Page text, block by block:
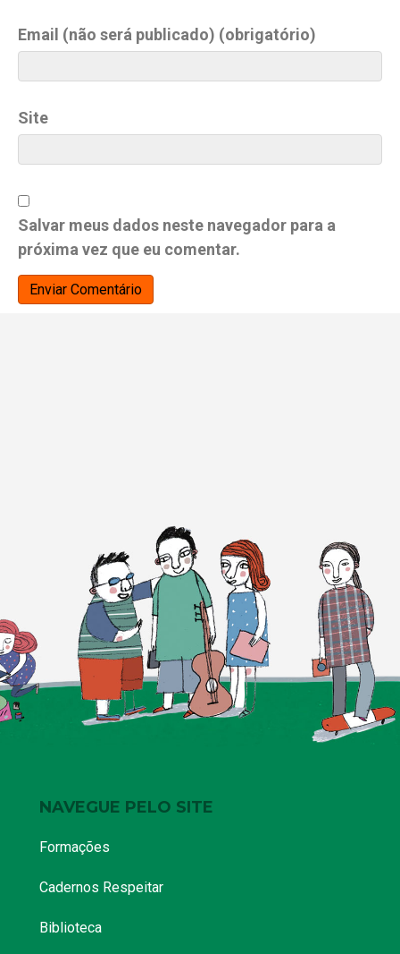
Email (não será publicado) (obrigatório)
Site
Salvar meus dados neste navegador para a
próxima vez que eu comentar.
NAVEGUE PELO SITE
Formações
Cadernos Respeitar
Biblioteca